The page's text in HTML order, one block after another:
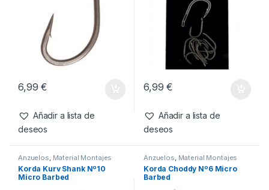
6,99€
Añadir a lista de
deseos
6,99€
Añadir a lista de
deseos
Anzuelos, Material Montajes
Korda Kurv Shank Nº10
Micro Barbed
Anzuelos, Material Montajes
Korda Choddy Nº6 Micro
Barbed